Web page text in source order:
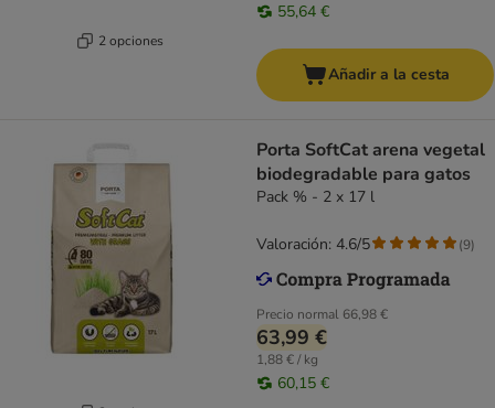
2 opciones
55,64 €
Añadir a la cesta
Porta SoftCat arena vegetal
biodegradable para gatos
Pack % - 2 x 17 l
Precio normal 66,98 €
63,99 €
1,88 € / kg
60,15 €
Valoración: 4.6/5 (9)